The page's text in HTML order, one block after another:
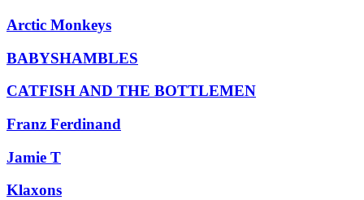
Arctic Monkeys
BABYSHAMBLES
CATFISH AND THE BOTTLEMEN
Franz Ferdinand
Jamie T
Klaxons